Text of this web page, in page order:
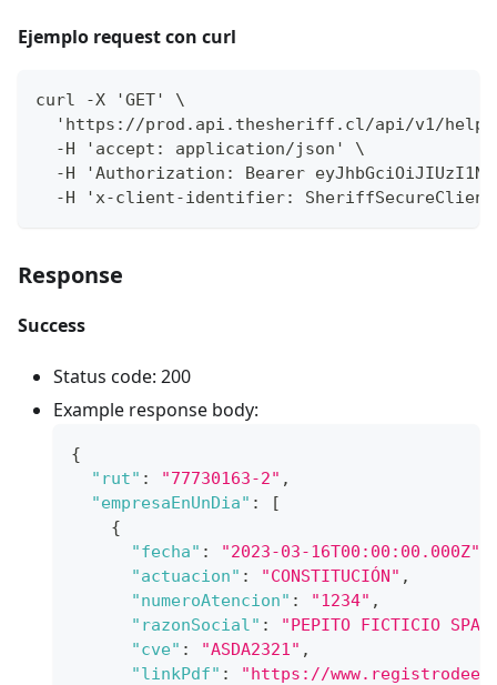
Ejemplo request con curl
curl -X 'GET' \
'https://prod.api.thesheriff.cl/api/v1/
  -H 'accept: application/json' \
-H 'Authorization: Bearer
-H 'x-client-identifier:
Response
Success
Status code: 200
Example response body:
{
"rut" : "77730163-2" ,
"empresaEnUnDia" :
[
{
"fecha" : "2023-03-16T00:00:00.000Z"
"actuacion" : "CONSTITUCIÓN" ,
"numeroAtencion" : "1234" ,
"razonSocial" : "PEPITO FICTICIO SPA"
"cve" : "ASDA2321" ,
"linkPdf" :
"https://